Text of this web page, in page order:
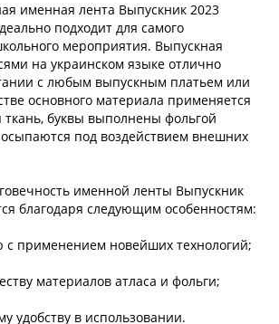
именная лента Выпускник 2023
подходит для самого
мероприятия. Выпускная
на украинском языке отлично
с любым выпускным платьем или
основного материала применяется
ткань, буквы выполнены фольгой
под воздействием внешних
именной ленты Выпускник
благодаря следующим особенностям:
с применением новейших технологий;
материалов атласа и фольги;
удобству в использовании.